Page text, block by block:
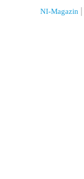
NI-Magazin